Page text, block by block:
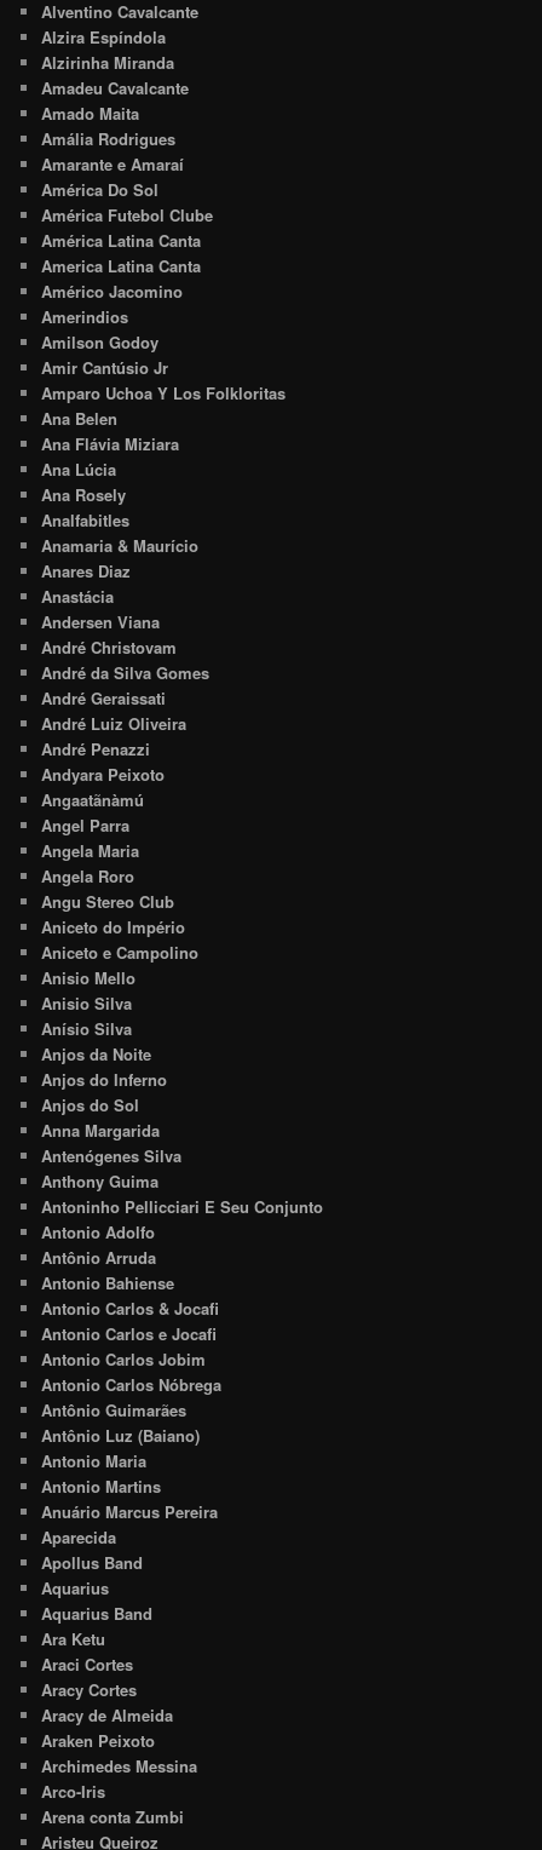
Alventino Cavalcante
Alzira Espíndola
Alzirinha Miranda
Amadeu Cavalcante
Amado Maita
Amália Rodrigues
Amarante e Amaraí
América Do Sol
América Futebol Clube
América Latina Canta
America Latina Canta
Américo Jacomino
Amerindios
Amilson Godoy
Amir Cantúsio Jr
Amparo Uchoa Y Los Folkloritas
Ana Belen
Ana Flávia Miziara
Ana Lúcia
Ana Rosely
Analfabitles
Anamaria & Maurício
Anares Diaz
Anastácia
Andersen Viana
André Christovam
André da Silva Gomes
André Geraissati
André Luiz Oliveira
André Penazzi
Andyara Peixoto
Angaatãnàmú
Angel Parra
Angela Maria
Angela Roro
Angu Stereo Club
Aniceto do Império
Aniceto e Campolino
Anisio Mello
Anisio Silva
Anísio Silva
Anjos da Noite
Anjos do Inferno
Anjos do Sol
Anna Margarida
Antenógenes Silva
Anthony Guima
Antoninho Pellicciari E Seu Conjunto
Antonio Adolfo
Antônio Arruda
Antonio Bahiense
Antonio Carlos & Jocafi
Antonio Carlos e Jocafi
Antonio Carlos Jobim
Antonio Carlos Nóbrega
Antônio Guimarães
Antônio Luz (Baiano)
Antonio Maria
Antonio Martins
Anuário Marcus Pereira
Aparecida
Apollus Band
Aquarius
Aquarius Band
Ara Ketu
Araci Cortes
Aracy Cortes
Aracy de Almeida
Araken Peixoto
Archimedes Messina
Arco-Iris
Arena conta Zumbi
Aristeu Queiroz